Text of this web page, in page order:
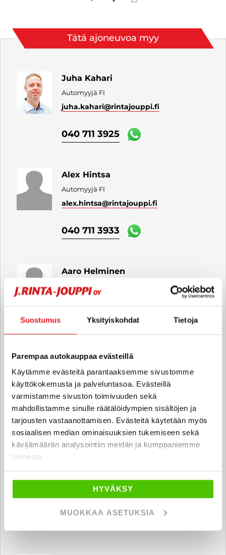
Suostumus Yksityiskohdat Tietoja
Parempaa autokauppaa evästeillä
Käytämme evästeitä parantaaksemme sivustomme
käyttökokemusta ja palveluntasoa. Evästeillä
varmistamme sivuston toimivuuden sekä
mahdollistamme sinulle räätälöidympien sisältöjen ja
tarjousten vastaanottamisen. Evästeitä käytetään myös
sosiaalisen median ominaisuuksien tukemiseen sekä
kävijämäärän analysointiin meidän ja kumppaniemme
toimesta.
HYVÄKSY
MUOKKAA ASETUKSIA
Tätä ajoneuvoa myy
Juha Kahari
Automyyjä FI
juha.kahari@rintajouppi.fi
040 711 3925
Alex Hintsa
Automyyjä FI
alex.hintsa@rintajouppi.fi
040 711 3933
Aaro Helminen
Hyötyajoneuvomyyjä FI
040 711 4020
Jere Markkanen
Automyyjä FI
jere.markkanen@rintajouppi.fi
040 711 3920
Automyyjä FI
pauliina.erkintalo @rintajouppi.fi